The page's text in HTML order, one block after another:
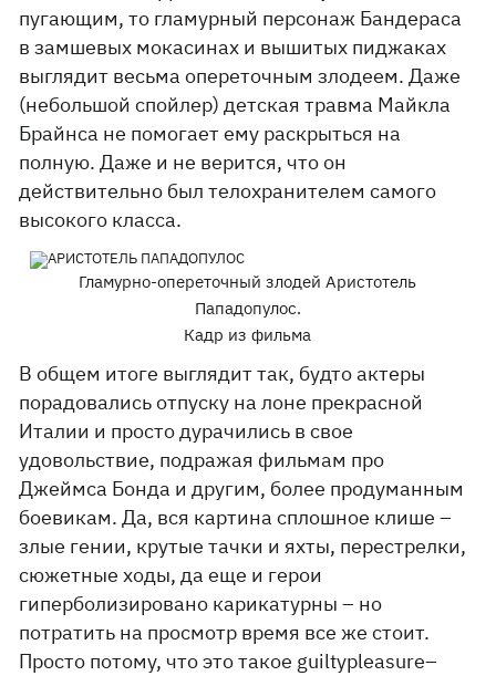
пугающим, то гламурный персонаж Бандераса
в замшевых мокасинах и вышитых пиджаках
выглядит весьма опереточным злодеем. Даже
(небольшой спойлер) детская травма Майкла
Брайнса не помогает ему раскрыться на
полную. Даже и не верится, что он
действительно был телохранителем самого
высокого класса.
Гламурно-опереточный злодей Аристотель
Пападопулос.
Кадр из фильма
В общем итоге выглядит так, будто актеры
порадовались отпуску на лоне прекрасной
Италии и просто дурачились в свое
удовольствие, подражая фильмам про
Джеймса Бонда и другим, более продуманным
боевикам. Да, вся картина сплошное клише –
злые гении, крутые тачки и яхты, перестрелки,
сюжетные ходы, да еще и герои
гиперболизировано карикатурны – но
потратить на просмотр время все же стоит.
Просто потому, что это такое guiltypleasure–